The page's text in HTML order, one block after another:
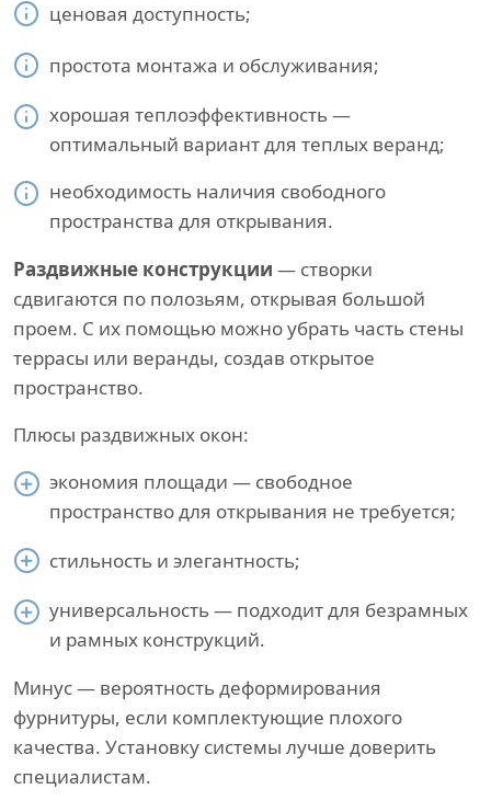
ценовая доступность;
простота монтажа и обслуживания;
хорошая теплоэффективность —
оптимальный вариант для теплых веранд;
необходимость наличия свободного
пространства для открывания.
Раздвижные конструкции — створки
сдвигаются по полозьям, открывая большой
проем. С их помощью можно убрать часть стены
террасы или веранды, создав открытое
пространство.
Плюсы раздвижных окон:
экономия площади — свободное
пространство для открывания не требуется;
стильность и элегантность;
универсальность — подходит для безрамных
и рамных конструкций.
Минус — вероятность деформирования
фурнитуры, если комплектующие плохого
качества. Установку системы лучше доверить
специалистам.